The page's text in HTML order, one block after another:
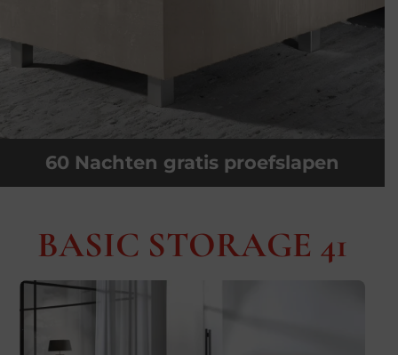
60 Nachten gratis proefslapen
BASIC STORAGE 41